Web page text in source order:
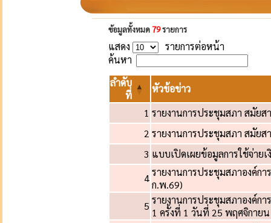
ข้อมูลทั้งหมด 79รายการ
แสดง
รายการต่อหน้า
ค้นหา
ลำดับ
ที่
หัวข้อข่าว
1 รายงานการประชุมสภา สมัย
2 รายงานการประชุมสภา สมัย
3 แบบเปิดเผยข้อมูลการใช้จ่าย
4รายงานการประชุมสภาองค์ก
ก.พ.69)
5 รายงานการประชุมสภาองค์ก
1 ครั้งที่ 1 วันที่ 25 พฤศจิกาย